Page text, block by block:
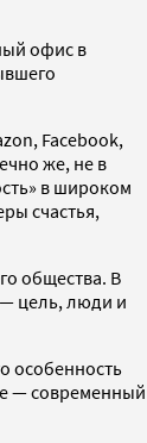
офис в
Facebook,
же, не в
в широком
счастья,
общества. В
— цель, люди и
особенность
— современный